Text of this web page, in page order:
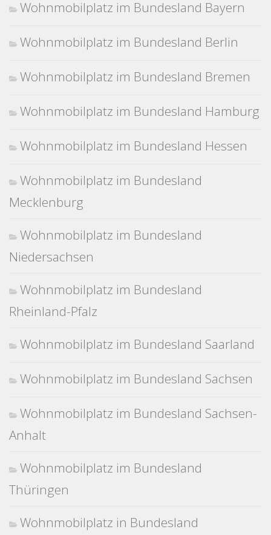
Wohnmobilplatz im Bundesland Bayern
Wohnmobilplatz im Bundesland Berlin
Wohnmobilplatz im Bundesland Bremen
Wohnmobilplatz im Bundesland Hamburg
Wohnmobilplatz im Bundesland Hessen
Wohnmobilplatz im Bundesland
Mecklenburg
Wohnmobilplatz im Bundesland
Niedersachsen
Wohnmobilplatz im Bundesland
Rheinland-Pfalz
Wohnmobilplatz im Bundesland Saarland
Wohnmobilplatz im Bundesland Sachsen
Wohnmobilplatz im Bundesland Sachsen-
Anhalt
Wohnmobilplatz im Bundesland
Thüringen
Wohnmobilplatz in Bundesland